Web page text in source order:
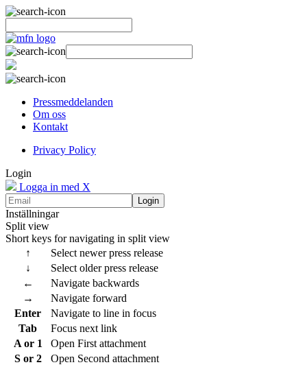
Pressmeddelanden
Om oss
Kontakt
Privacy Policy
Login
Logga in med X
Login
Inställningar
Split view
Short keys for navigating in split view
↑
Select newer press release
↓
Select older press release
←
Navigate backwards
→
Navigate forward
Enter
Navigate to line in focus
Tab
Focus next link
A or 1
Open First attachment
S or 2
Open Second attachment